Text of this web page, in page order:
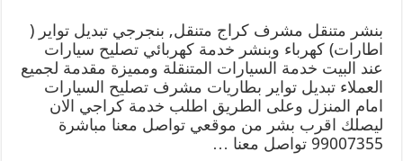
بنشر متنقل مشرف كراج متنقل, بنجرجي تبديل تواير (
اطارات) كهرباء وبنشر خدمة كهربائي تصليح سيارات
عند البيت خدمة السيارات المتنقلة ومميزة مقدمة لجميع
العملاء تبديل تواير بطاريات مشرف تصليح السيارات
امام المنزل وعلى الطريق اطلب خدمة كراجي الان
ليصلك اقرب بشر من موقعي تواصل معنا مباشرة
99007355 تواصل معنا …